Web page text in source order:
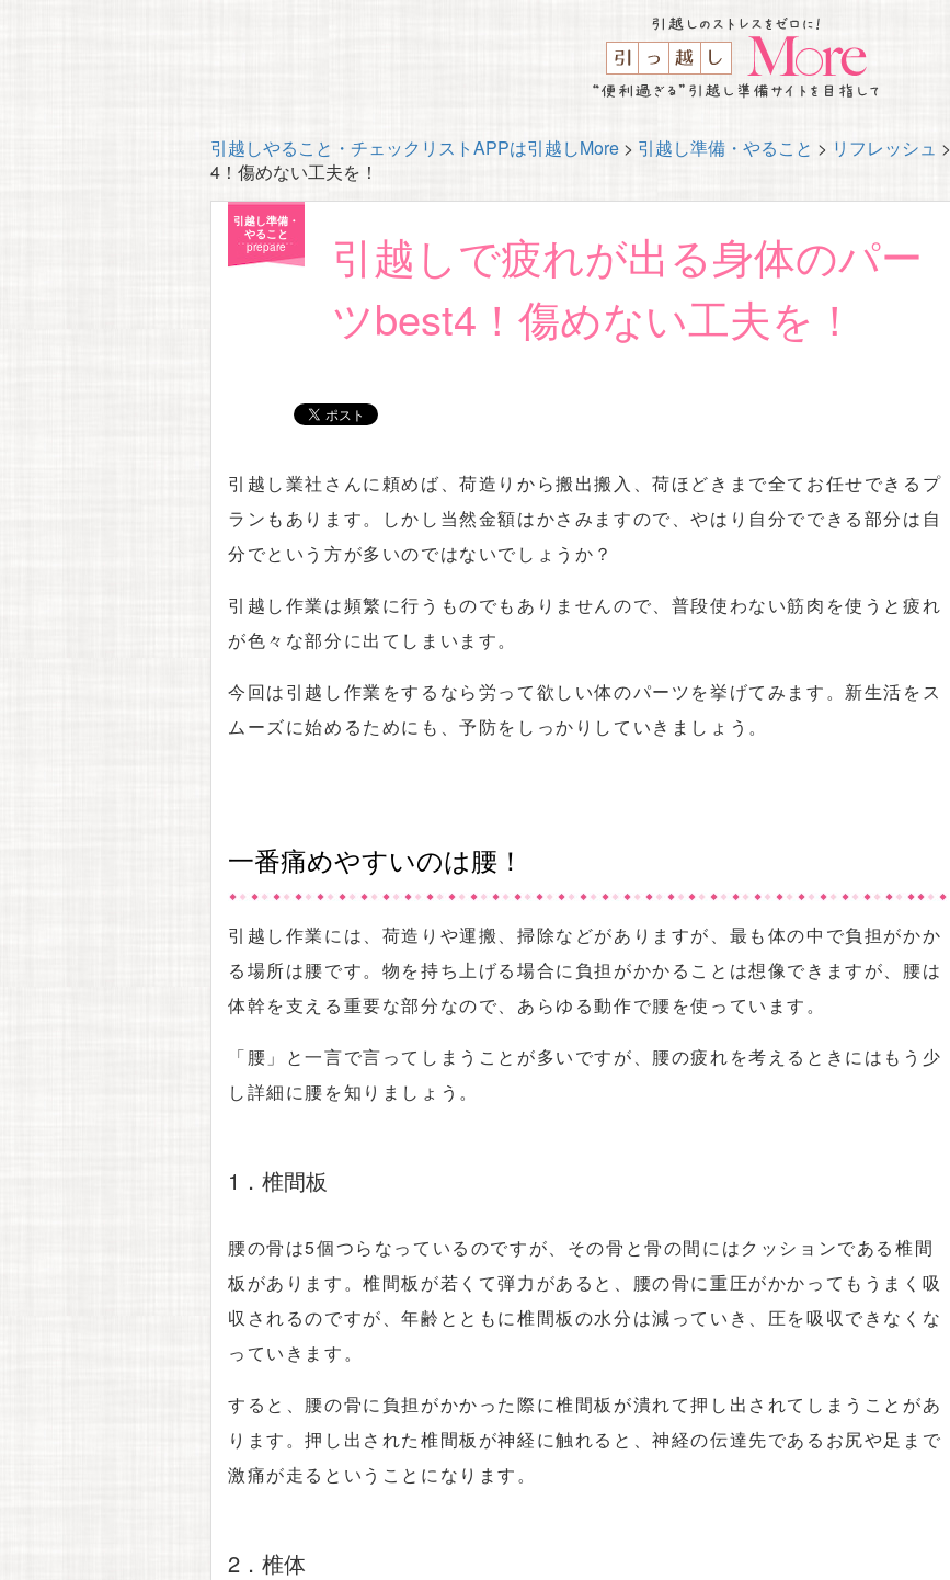
引越しやること・チェックリストAPPは引越しMore > 引越し準備・やること > リフレッシュ >
4！傷めない工夫を！
引越し準備・
やること
prepare
引越しで疲れが出る身体のパー
ツbest4！傷めない工夫を！
引越し業社さんに頼めば、荷造りから搬出搬入、荷ほどきまで全てお任せできるプ
ランもあります。しかし当然金額はかさみますので、やはり自分でできる部分は自
分でという方が多いのではないでしょうか？
引越し作業は頻繁に行うものでもありませんので、普段使わない筋肉を使うと疲れ
が色々な部分に出てしまいます。
今回は引越し作業をするなら労って欲しい体のパーツを挙げてみます。新生活をス
ムーズに始めるためにも、予防をしっかりしていきましょう。
一番痛めやすいのは腰！
引越し作業には、荷造りや運搬、掃除などがありますが、最も体の中で負担がかか
る場所は腰です。物を持ち上げる場合に負担がかかることは想像できますが、腰は
体幹を支える重要な部分なので、あらゆる動作で腰を使っています。
「腰」と一言で言ってしまうことが多いですが、腰の疲れを考えるときにはもう少
し詳細に腰を知りましょう。
1．椎間板
腰の骨は5個つらなっているのですが、その骨と骨の間にはクッションである椎間
板があります。椎間板が若くて弾力があると、腰の骨に重圧がかかってもうまく吸
収されるのですが、年齢とともに椎間板の水分は減っていき、圧を吸収できなくな
っていきます。
すると、腰の骨に負担がかかった際に椎間板が潰れて押し出されてしまうことがあ
ります。押し出された椎間板が神経に触れると、神経の伝達先であるお尻や足まで
激痛が走るということになります。
2．椎体